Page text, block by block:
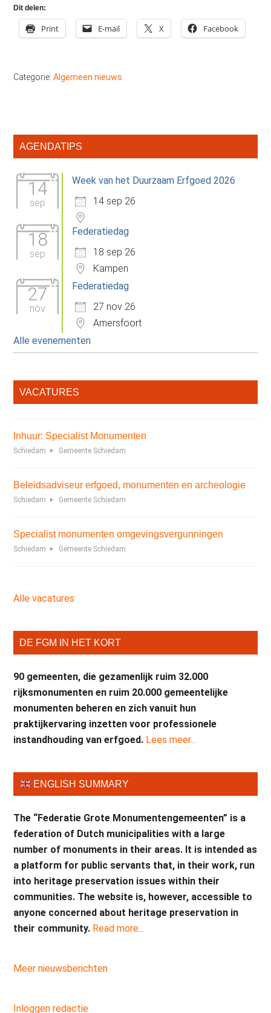
Dit delen:
Print E-mail X Facebook
Categorie:Algemeen nieuws
Primaire
AGENDATIPS
14
sep
Week van het Duurzaam Erfgoed 2026
14 sep 26
18
sep
Federatiedag
18 sep 26
Kampen
27
nov
Federatiedag
27 nov 26
Amersfoort
Alle evenementen
VACATURES
Inhuur: Specialist Monumenten
Schiedam Gemeente Schiedam
Beleidsadviseur erfgoed, monumenten en archeologie
Schiedam Gemeente Schiedam
Specialist monumenten omgevingsvergunningen
Schiedam Gemeente Schiedam
Alle vacatures
DE FGM IN HET KORT
90 gemeenten, die gezamenlijk ruim 32.000
rijksmonumenten en ruim 20.000 gemeentelijke
monumenten beheren en zich vanuit hun
praktijkervaring inzetten voor professionele
instandhouding van erfgoed. Lees meer...
ENGLISH SUMMARY
The “Federatie Grote Monumentengemeenten” is a
federation of Dutch municipalities with a large
number of monuments in their areas. It is intended as
a platform for public servants that, in their work, run
into heritage preservation issues within their
communities. The website is, however, accessible to
anyone concerned about heritage preservation in
their community. Read more...
Meer nieuwsberichten
Inloggen redactie